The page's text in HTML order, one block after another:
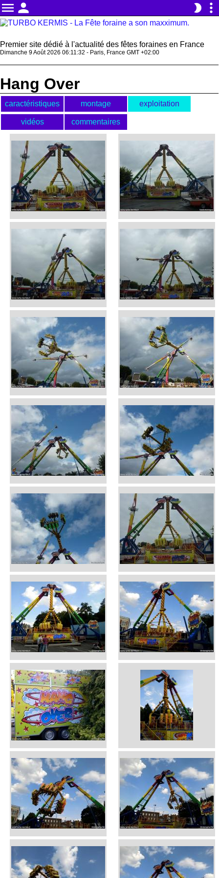
menu person brightness_2 more_vert
Premier site dédié à l'actualité des fêtes foraines en France
Dimanche 9 Août 2026 06:11:33 - Paris, France GMT +02:00
Hang Over
caractéristiques montage exploitation
vidéos commentaires